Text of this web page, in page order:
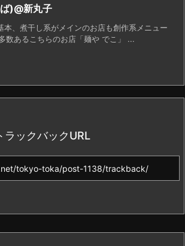
)@新丸子
本、煮干し系がメインのお店も創作系メニュー
数あるこちらのお店「麺や でこ」 ...
ラックバックURL